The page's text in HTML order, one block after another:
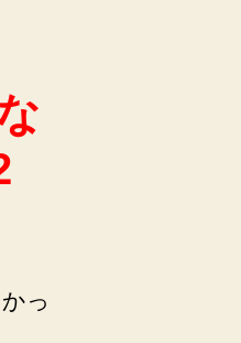
っ